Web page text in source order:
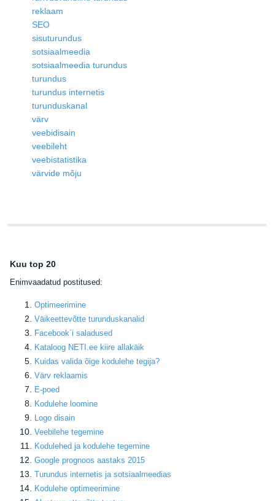
reklaam
SEO
sisuturundus
sotsiaalmeedia
sotsiaalmeedia turundus
turundus
turundus internetis
turunduskanal
värv
veebidisain
veebileht
veebistatistika
värvide mõju
Kuu top 20
Enimvaadatud postitused:
Optimeerimine
Väikeettevõtte turunduskanalid
Facebook´i saladused
Kataloog NETI.ee kiire allakäik
Kuidas valida õige kodulehe tegija?
Värv reklaamis
E-poed
Kodulehe loomine
Logo disain
Veebilehe tegemine
Kodulehed ja kodulehe tegemine
Google prognoos aastaks 2015
Turundus internetis ja sotsiaalmeedias
Kodulehe optimeerimine